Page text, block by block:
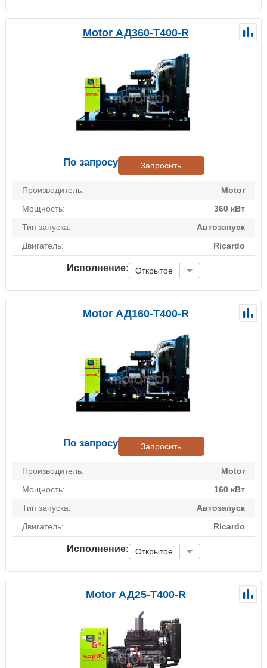
Motor АД360-Т400-R
По запросу Запросить
Производитель:
Motor
Мощность:
360 кВт
Тип запуска:
Автозапуск
Двигатель:
Ricardo
Исполнение: Открытое
Motor АД160-Т400-R
По запросу Запросить
Производитель:
Motor
Мощность:
160 кВт
Тип запуска:
Автозапуск
Двигатель:
Ricardo
Исполнение: Открытое
Motor АД25-Т400-R